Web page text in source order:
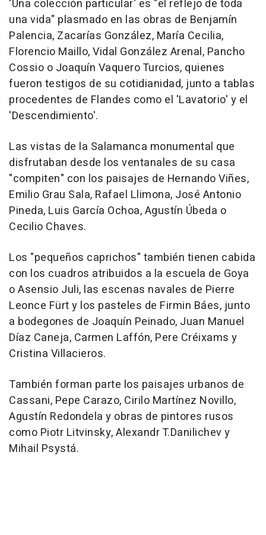
'Una colección particular' es "el reflejo de toda
una vida" plasmado en las obras de Benjamín
Palencia, Zacarías González, María Cecilia,
Florencio Maillo, Vidal González Arenal, Pancho
Cossio o Joaquín Vaquero Turcios, quienes
fueron testigos de su cotidianidad, junto a tablas
procedentes de Flandes como el 'Lavatorio' y el
'Descendimiento'.
Las vistas de la Salamanca monumental que
disfrutaban desde los ventanales de su casa
"compiten" con los paisajes de Hernando Viñes,
Emilio Grau Sala, Rafael Llimona, José Antonio
Pineda, Luis García Ochoa, Agustín Úbeda o
Cecilio Chaves.
Los "pequeños caprichos" también tienen cabida
con los cuadros atribuidos a la escuela de Goya
o Asensio Juli, las escenas navales de Pierre
Leonce Fürt y los pasteles de Firmin Báes, junto
a bodegones de Joaquín Peinado, Juan Manuel
Díaz Caneja, Carmen Laffón, Pere Créixams y
Cristina Villacieros.
También forman parte los paisajes urbanos de
Cassani, Pepe Carazo, Cirilo Martínez Novillo,
Agustín Redondela y obras de pintores rusos
como Piotr Litvinsky, Alexandr T.Danilichev y
Mihail Psystá.